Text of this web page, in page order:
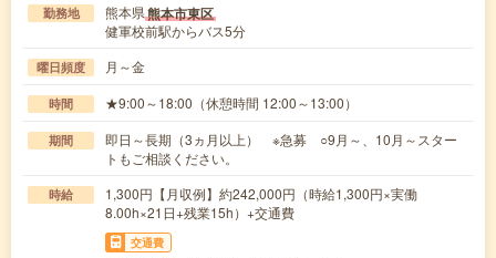
勤務地 熊本県熊本市東区
健軍校前駅からバス5分
曜日頻度 月～金
時間 ★9:00～18:00（休憩時間 12:00～13:00）
期間
即日～長期（3ヵ月以上） ※急募 ○9月～、10月～スター
トもご相談ください。
時給
1,300円【月収例】約242,000円（時給1,300円×実働
8.00h×21日+残業15h）+交通費
交通費